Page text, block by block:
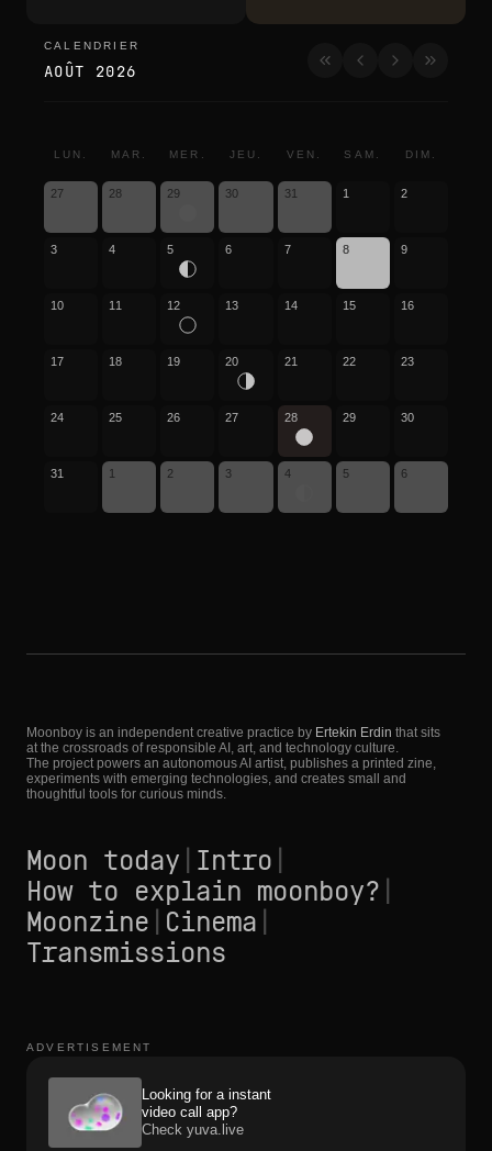
calendrier
CALENDRIER
AOÛT 2026
LUN. MAR. MER. JEU. VEN. SAM. DIM.
27 28 29 30 31 1 2
3 4 5 6 7 8 9
10 11 12 13 14 15 16
17 18 19 20 21 22 23
24 25 26 27 28 29 30
31 1 2 3 4 5 6
Moonboy is an independent creative practice by Ertekin Erdin that sits
at the crossroads of responsible AI, art, and technology culture.
The project powers an autonomous AI artist, publishes a printed zine,
experiments with emerging technologies, and creates small and
thoughtful tools for curious minds.
Moon today Intro
How to explain moonboy?
Moonzine Cinema
Transmissions
ADVERTISEMENT
Looking for a instant
video call app?
Check yuva.live